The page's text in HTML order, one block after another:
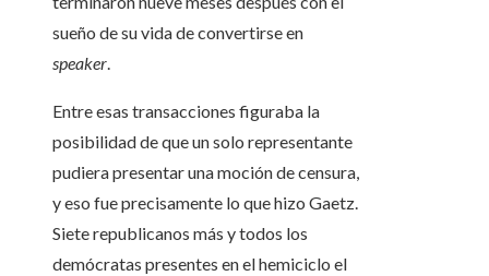
sueño de su vida de convertirse en
speaker.
Entre esas transacciones figuraba la
posibilidad de que un solo representante
pudiera presentar una moción de censura,
y eso fue precisamente lo que hizo Gaetz.
Siete republicanos más y todos los
demócratas presentes en el hemiciclo el